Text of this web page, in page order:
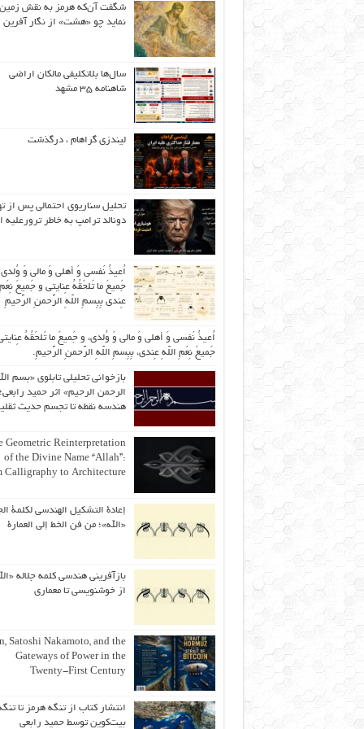
شگفت آن‌که هرمز به نقش زمین
نماید چو «هشت» از نگار آفرین
سال‌ها بلاتکلیفی مالکان اراضی
شاهنامه ۳۵ مشهد
لیندزی گراهام ، درگذشت
تحلیل سناریوی احتمالی پس از
دونالد ترامپ به خاطر ترورعلیه
اُعیذُ نَفسی وَ أهلی وَ مالی وَ
جَمیعَ ما تَلحَقُهُ عِنایتی و جَمیعَ نِعَمِ
عِندی بِبِسمِ اللّهِ الرَّحمنِ الرَّحیمِ
اُعیذُ نَفسی وَ أهلی وَ مالی وَ وُلدی، و جَمیعَ ما تَلحَقُهُ
جَمیعَ نِعَمِ اللّهِ عِندی، بِبِسمِ اللّهِ الرَّحمنِ الرَّحیمِ.
بازخوانی تحلیلی تابلوی «بسم
الرحمن الرحیم» اثر حمید رابعی؛
هندسه نقطه تا تجسم حدیث
Geometric Reinterpretation
of the Divine Name “Allah”:
Calligraphy to Architecture
إعادة التشكيل الهندسي لكلمة
«الله»؛ من فن الخط إلى العمارة
بازآفرینی هندسی کلمه جلاله
از خوشنویسی تا معماری
Satoshi Nakamoto, and the
Gateways of Power in the
Twenty-First Century
انتشار کتاب از تنگه هرمز تا
بیت‌کوین توسط حمید رابعی